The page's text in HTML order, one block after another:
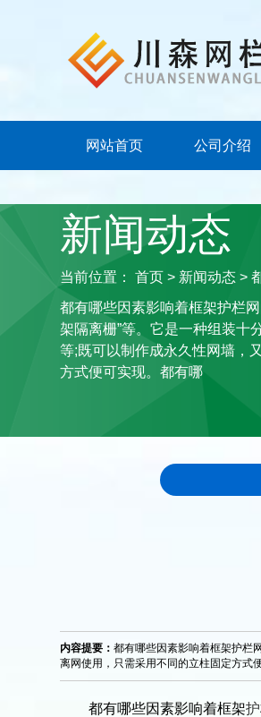
网站首页 公司介绍
新闻动态
当前位置：首页 > 新闻动态 >
都有哪些因素影响着框架护栏
架隔离栅”等。它是一种组装十
等;既可以制作成永久性网墙，
方式便可实现。都有哪
内容提要：都有哪些因素影响着框架护栏
离网使用，只需采用不同的立柱固定方式
都有哪些因素影响着框架